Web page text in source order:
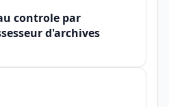
controle par
d'archives